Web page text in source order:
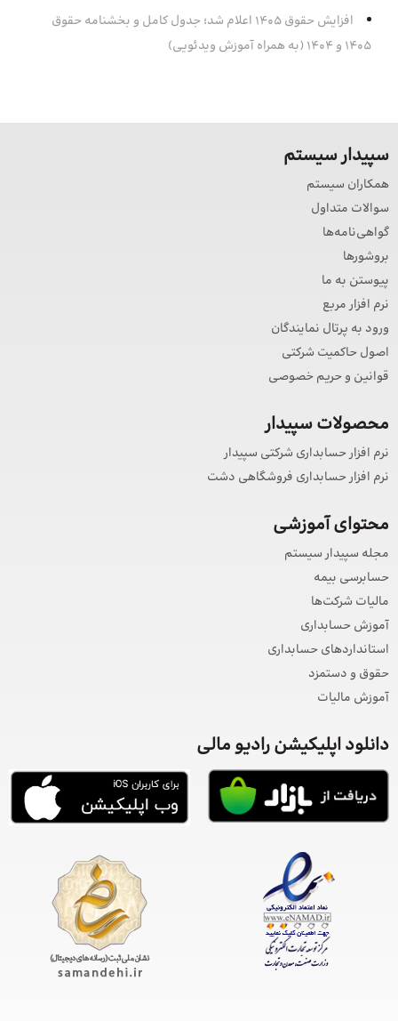
افزایش حقوق 1405 اعلام شد؛ جدول کامل و بخشنامه حقوق
1405 و 1404 (به همراه آموزش ویدئویی)
سپیدار سیستم
همکاران سیستم
سوالات متداول
گواهی‌نامه‌ها
بروشورها
پیوستن به ما
نرم افزار مربع
ورود به پرتال نمایندگان
اصول حاکمیت شرکتی
قوانین و حریم خصوصی
محصولات سپیدار
نرم افزار حسابداری شرکتی سپیدار
نرم افزار حسابداری فروشگاهی دشت
محتوای آموزشی
مجله سپیدار سیستم
حسابرسی بیمه
مالیات شرکت‌ها
آموزش حسابداری
استانداردهای حسابداری
حقوق و دستمزد
آموزش مالیات
دانلود اپلیکیشن رادیو مالی